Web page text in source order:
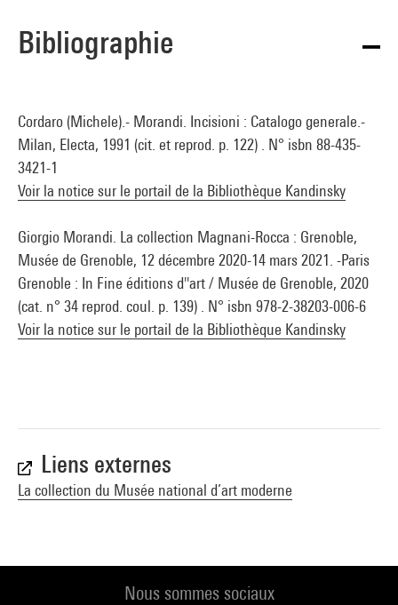
Bibliographie
Cordaro (Michele).- Morandi. Incisioni : Catalogo generale.-
Milan, Electa, 1991 (cit. et reprod. p. 122) . N° isbn 88-435-
3421-1
Voir la notice sur le portail de la Bibliothèque Kandinsky
Giorgio Morandi. La collection Magnani-Rocca : Grenoble,
Musée de Grenoble, 12 décembre 2020-14 mars 2021. -Paris
Grenoble : In Fine éditions d''art / Musée de Grenoble, 2020
(cat. n° 34 reprod. coul. p. 139) . N° isbn 978-2-38203-006-6
Voir la notice sur le portail de la Bibliothèque Kandinsky
Liens externes
La collection du Musée national d’art moderne
Nous sommes sociaux